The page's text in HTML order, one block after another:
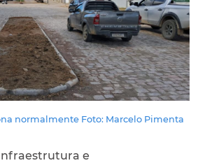
normalmente Foto: Marcelo Pimenta
e